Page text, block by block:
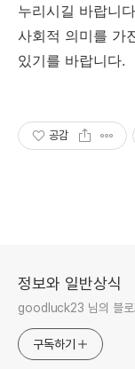
누리시길 바랍니
사회적 의미를 가
있기를 바랍니다.
공감
정보와 일반상식
goodluck23 님의 블로
구독하기